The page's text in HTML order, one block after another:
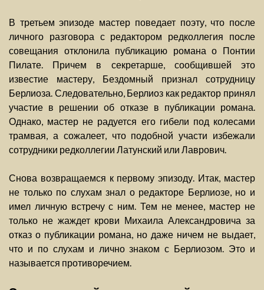
В третьем эпизоде мастер поведает поэту, что после
личного разговора с редактором редколлегия после
совещания отклонила публикацию романа о Понтии
Пилате. Причем в секретарше, сообщившей это
известие мастеру, Бездомный признал сотрудницу
Берлиоза. Следовательно, Берлиоз как редактор принял
участие в решении об отказе в публикации романа.
Однако, мастер не радуется его гибели под колесами
трамвая, а сожалеет, что подобной участи избежали
сотрудники редколлегии Латунский или Лаврович.
Снова возвращаемся к первому эпизоду. Итак, мастер
не только по слухам знал о редакторе Берлиозе, но и
имел личную встречу с ним. Тем не менее, мастер не
только не жаждет крови Михаила Александровича за
отказ о публикации романа, но даже ничем не выдает,
что и по слухам и лично знаком с Берлиозом. Это и
называется противоречием.